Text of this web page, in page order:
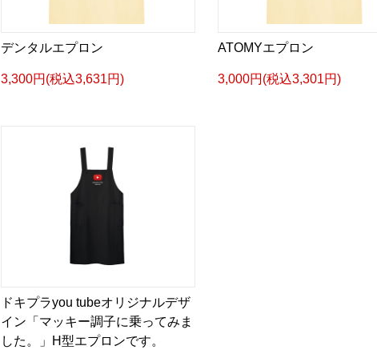
デンタルエプロン
3,300円(税込3,631円)
ATOMYエプロン
3,000円(税込3,301円)
ドキプラyou tubeオリジナルデザ
イン「マッキー調子に乗ってみま
した。」H型エプロンです。